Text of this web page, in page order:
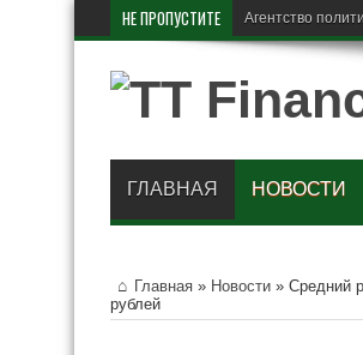
НЕ ПРОПУСТИТЕ В Рос
ГЛАВНАЯ НОВОСТИ
Главная » Новости » Средний
рублей